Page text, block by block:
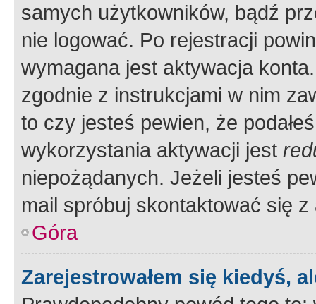
samych użytkowników, bądź
nie logować. Po rejestracji
wymagana jest aktywacja
zgodnie z instrukcjami w nim
to czy jesteś pewien, że
wykorzystania aktywacji jest
niepożądanych. Jeżeli jesteś
mail spróbuj skontaktować się
Góra
Zarejestrowałem się kiedyś,